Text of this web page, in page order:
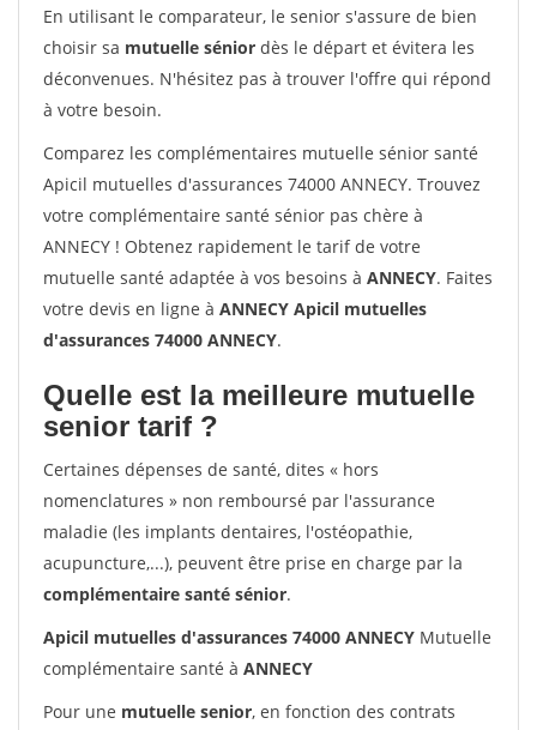
En utilisant le comparateur, le senior s'assure de bien
choisir sa mutuelle sénior dès le départ et évitera les
déconvenues. N'hésitez pas à trouver l'offre qui répond
à votre besoin.
Comparez les complémentaires mutuelle sénior santé
Apicil mutuelles d'assurances 74000 ANNECY. Trouvez
votre complémentaire santé sénior pas chère à
ANNECY ! Obtenez rapidement le tarif de votre
mutuelle santé adaptée à vos besoins à ANNECY. Faites
votre devis en ligne à ANNECY Apicil mutuelles
d'assurances 74000 ANNECY.
Quelle est la meilleure mutuelle
senior tarif ?
Certaines dépenses de santé, dites « hors
nomenclatures » non remboursé par l'assurance
maladie (les implants dentaires, l'ostéopathie,
acupuncture,...), peuvent être prise en charge par la
complémentaire santé sénior.
Apicil mutuelles d'assurances 74000 ANNECY Mutuelle
complémentaire santé à ANNECY
Pour une mutuelle senior, en fonction des contrats